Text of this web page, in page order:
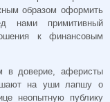
образом оформить
нами примитивный
к финансовым
в доверие, аферисты
на уши лапшу о
неопытную публику